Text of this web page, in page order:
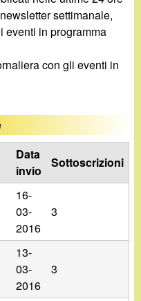
settimanale,
eventi in programma
con gli eventi in
Data
invio
Sottoscrizioni
16-
03-
2016
3
13-
03-
2016
3